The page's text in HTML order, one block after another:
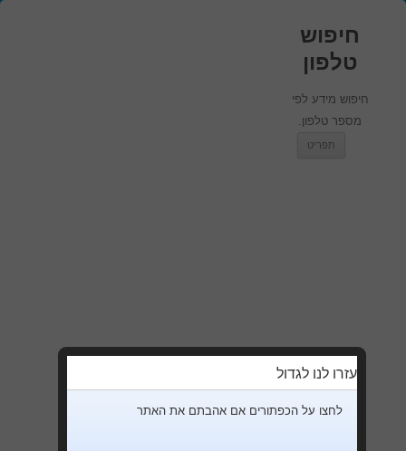
חיפוש
טלפון
חיפוש מידע לפי
מספר טלפון.
תפריט
עזרו לנו לגדול
לחצו על הכפתורים אם אהבתם את האתר